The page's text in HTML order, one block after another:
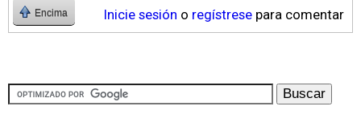
Encima Inicie sesión o regístrese para comentar